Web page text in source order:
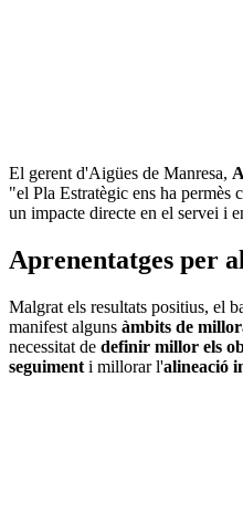
El gerent d'Aigües de Manresa,
"el Pla Estratègic ens ha permès
un impacte directe en el servei i
Aprenentatges per
Malgrat els resultats positius, el
manifest alguns àmbits de
necessitat de definir millor els
seguiment i millorar l'alineació